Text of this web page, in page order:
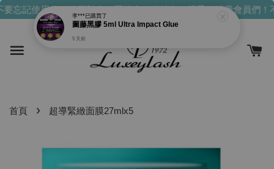
忘記使用你們的發財金！買越多，送越多！親愛的消費會員們！
首頁 › 超導緊緻面膜27mlx5
李***已購買了
圖藤黑膠 5ml Ultra Impact Glue
5 天前